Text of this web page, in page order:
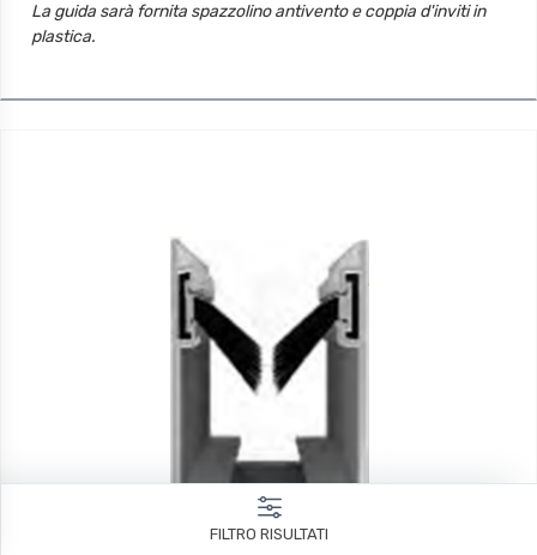
La guida sarà fornita spazzolino antivento e coppia d'inviti in
plastica.
FILTRO RISULTATI